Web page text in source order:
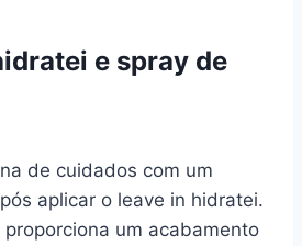
e spray de
de cuidados com um
aplicar o leave in hidratei.
proporciona um acabamento